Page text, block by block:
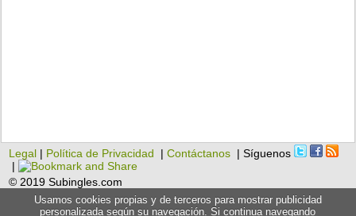
Legal | Política de Privacidad |Contáctanos | Síguenos
|
© 2019 Subingles.com
Usamos cookies propias y de terceros para mostrar publicidad
personalizada según su navegación. Si continua navegando